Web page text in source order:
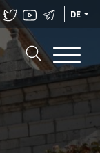
DE